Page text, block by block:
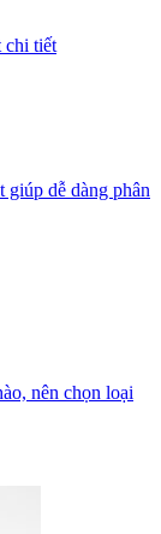
chi tiết
giúp dễ dàng phân
nên chọn loại